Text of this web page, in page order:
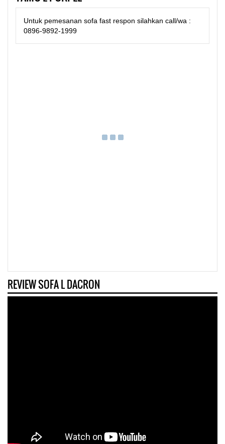
Untuk pemesanan sofa fast respon silahkan call/wa :
0896-9892-1999
REVIEW SOFA L DACRON